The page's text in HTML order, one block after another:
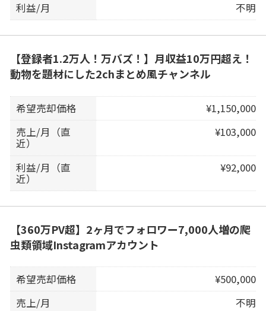
利益/月
不明
【登録者1.2万人！万バズ！】月収益10万円超え！
動物を題材にした2chまとめ風チャンネル
希望売却価格
¥1,150,000
売上/月（直
近）
¥103,000
利益/月（直
近）
¥92,000
【360万PV超】2ヶ月でフォロワー7,000人増の爬
虫類領域Instagramアカウント
希望売却価格
¥500,000
売上/月
不明